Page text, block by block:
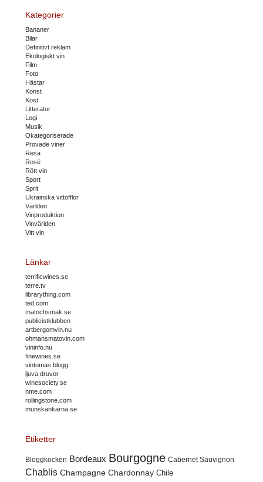
Kategorier
Bananer
Bilar
Definitivt reklam
Ekologiskt vin
Film
Foto
Hästar
Konst
Kost
Litteratur
Logi
Musik
Okategoriserade
Provade viner
Resa
Rosé
Rött vin
Sport
Sprit
Ukrainska vittofflor
Världen
Vinproduktion
Vinvärlden
Vitt vin
Länkar
terrificwines.se
terre.tv
librarything.com
ted.com
matochsmak.se
publicistklubben
artbergomvin.nu
ohmansmatovin.com
vininfo.nu
finewines.se
vintomas blogg
ljuva druvor
winesociety.se
nme.com
rollingstone.com
munskankarna.se
Etiketter
Bloggkocken Bordeaux Bourgogne Cabernet Sauvignon
Chablis Champagne Chardonnay Chile